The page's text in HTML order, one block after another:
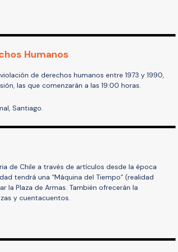
Humanos
de derechos humanos entre 1973 y 1990,
las que comenzarán a las 19:00 horas.
Santiago.
de Chile a través de artículos desde la época
tendrá una “Máquina del Tiempo” (realidad
la Plaza de Armas. También ofrecerán la
y cuentacuentos.